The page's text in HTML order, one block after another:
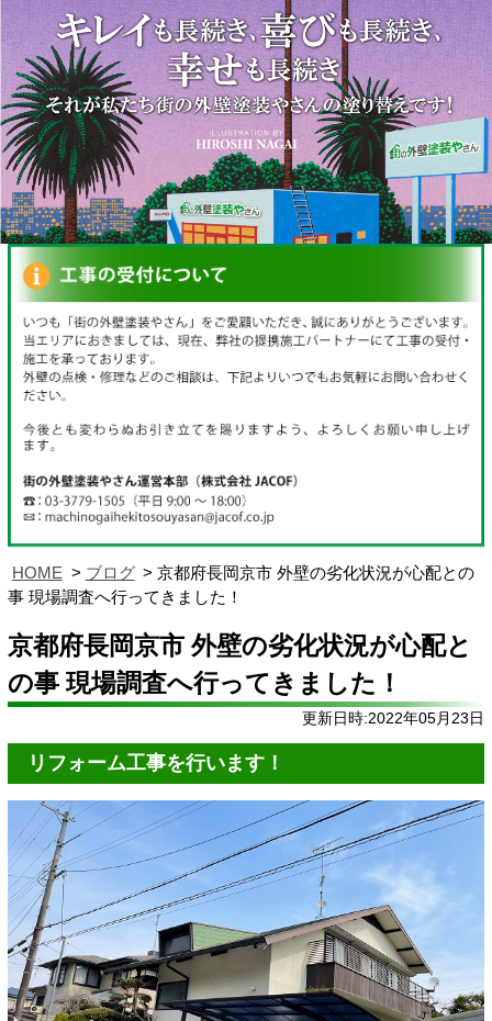
HOME ブログ
京都府長岡京市 外壁の劣化状況が心配との
事 現場調査へ行ってきました！
京都府長岡京市 外壁の劣化状況が心配と
の事 現場調査へ行ってきました！
更新日時:2022年05月23日
リフォーム工事を行います！